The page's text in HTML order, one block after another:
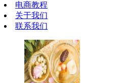
电商教程
关于我们
联系我们